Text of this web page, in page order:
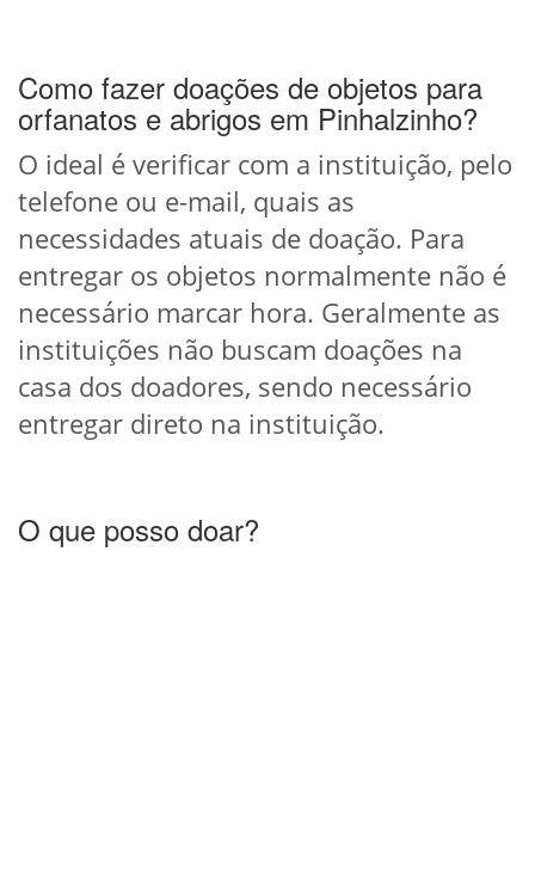
Como fazer doações de objetos para
orfanatos e abrigos em Pinhalzinho?
O ideal é verificar com a instituição, pelo
telefone ou e-mail, quais as
necessidades atuais de doação. Para
entregar os objetos normalmente não é
necessário marcar hora. Geralmente as
instituições não buscam doações na
casa dos doadores, sendo necessário
entregar direto na instituição.
O que posso doar?